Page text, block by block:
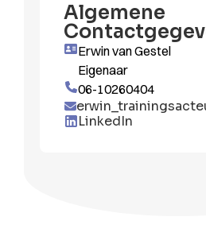
Algemene
Erwin van Gestel
Eigenaar
06-10260404
LinkedIn